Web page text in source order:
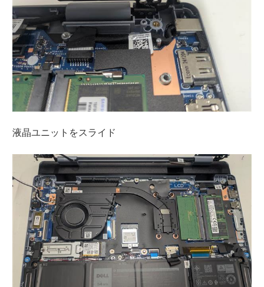
液晶ユニットをスライド